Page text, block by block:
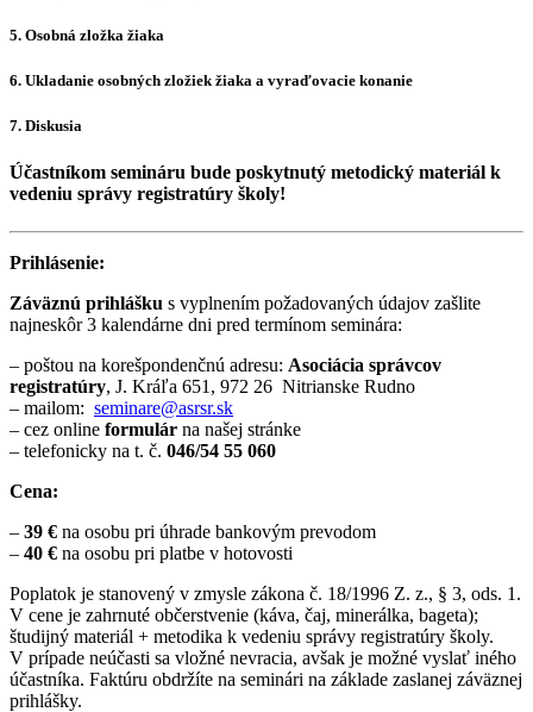
5. Osobná zložka žiaka
6. Ukladanie osobných zložiek žiaka a vyraďovacie konanie
7. Diskusia
Účastníkom semináru bude poskytnutý metodický materiál k
vedeniu správy registratúry školy!
Prihlásenie:
Záväznú prihlášku s vyplnením požadovaných údajov zašlite
najneskôr 3 kalendárne dni pred termínom seminára:
– poštou na korešpondenčnú adresu: Asociácia správcov
registratúry, J. Kráľa 651, 972 26 Nitrianske Rudno
– mailom: seminare@asrsr.sk
– cez online formulár na našej stránke
– telefonicky na t. č. 046/54 55 060
Cena:
– 39 € na osobu pri úhrade bankovým prevodom
– 40 € na osobu pri platbe v hotovosti
Poplatok je stanovený v zmysle zákona č. 18/1996 Z. z., § 3, ods. 1.
V cene je zahrnuté občerstvenie (káva, čaj, minerálka, bageta);
študijný materiál + metodika k vedeniu správy registratúry školy.
V prípade neúčasti sa vložné nevracia, avšak je možné vyslať iného
účastníka. Faktúru obdržíte na seminári na základe zaslanej záväznej
prihlášky.